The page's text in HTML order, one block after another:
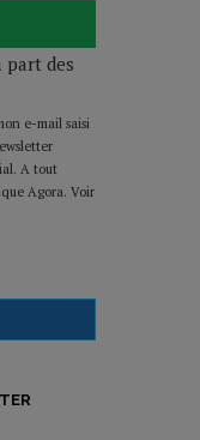
part des
e-mail saisi
A tout
Agora. Voir